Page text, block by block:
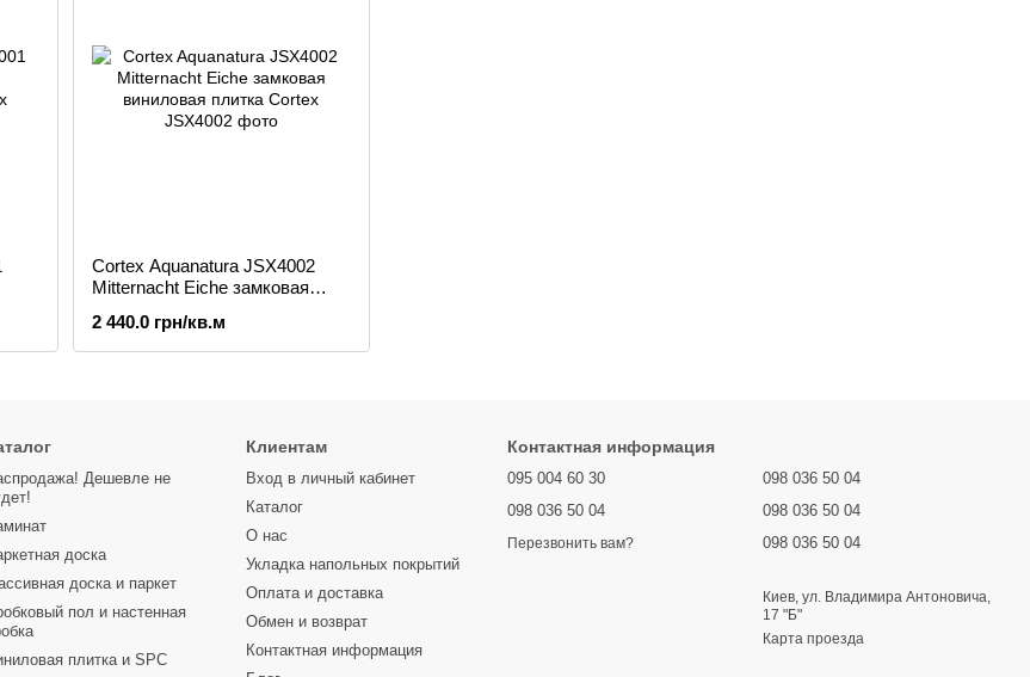
Cortex Aquanatura JSX4002
Mitternacht Eiche замковая
2 440.0 грн/кв.м
Дешевле не
доска
доска и паркет
пол и настенная
плитка и SPC
Клиентам
Вход в личный кабинет
Каталог
О нас
Укладка напольных покрытий
Оплата и доставка
Обмен и возврат
Контактная информация
Контактная информация
095 004 60 30
098 036 50 04
Перезвонить вам?
098 036 50 04
098 036 50 04
098 036 50 04
Киев, ул. Владимира Антоновича,
17 "Б"
Карта проезда